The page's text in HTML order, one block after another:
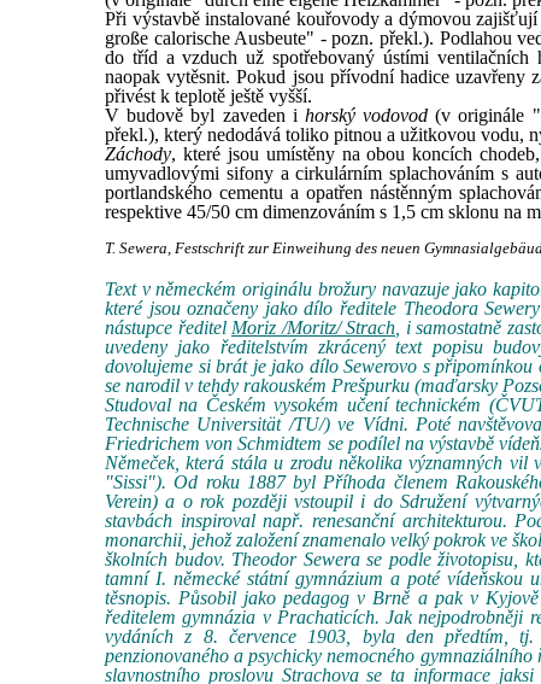
Při výstavbě instalované kouřovody a dýmovou
große calorische Ausbeute" - pozn. překl.). Podlahou
do tříd a vzduch už spotřebovaný ústími
naopak vytěsnit. Pokud jsou přívodní hadice uzavřeny
přivést k teplotě ještě vyšší.
V budově byl zaveden i horský vodovod (v originále
překl.), který nedodává toliko pitnou a užitkovou vodu,
Záchody, které jsou umístěny na obou koncích
umyvadlovými sifony a cirkulárním splachováním s
portlandského cementu a opatřen nástěnným
respektive 45/50 cm dimenzováním s 1,5 cm sklonu na
T. Sewera, Festschrift zur Einweihung des neuen
Text v německém originálu brožury navazuje jako
které jsou označeny jako dílo ředitele Theodora
nástupce ředitel Moriz /Moritz/ Strach , i samostatně
uvedeny jako ředitelstvím zkrácený text popisu
dovolujeme si brát je jako dílo Sewerovo s
se narodil v tehdy rakouském Prešpurku (maďarsky
Studoval na Českém vysokém učení technickém
Technische Universität /TU/) ve Vídni. Poté
Friedrichem von Schmidtem se podílel na výstavbě
Němeček, která stála u zrodu několika významných
"Sissi"). Od roku 1887 byl Příhoda členem
Verein) a o rok později vstoupil i do Sdružení
stavbách inspiroval např. renesanční architekturou.
monarchii, jehož založení znamenalo velký pokrok ve
školních budov. Theodor Sewera se podle životopisu,
tamní I. německé státní gymnázium a poté vídeňskou
těsnopis. Působil jako pedagog v Brně a pak v
ředitelem gymnázia v Prachaticích. Jak nejpodrobněji
vydáních z 8. července 1903, byla den předtím,
penzionovaného a psychicky nemocného
slavnostního proslovu Strachova se ta informace